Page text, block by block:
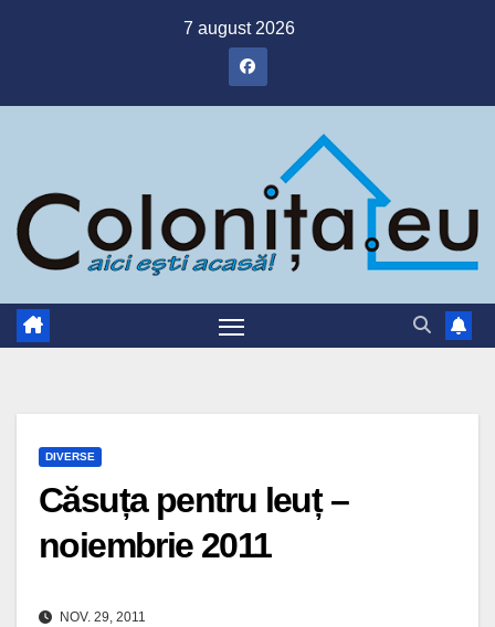
7 august 2026
DIVERSE
Căsuța pentru leuț –
noiembrie 2011
NOV. 29, 2011